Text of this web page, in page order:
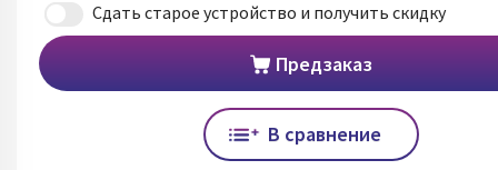
Сдать старое устройство и получить скидку
Предзаказ
В сравнение